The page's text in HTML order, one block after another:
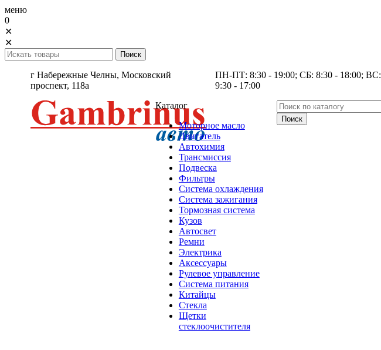
меню
0
✕
✕
г Набережные Челны, Московский
проспект, 118а
ПН-ПТ: 8:30 - 19:00; СБ: 8:30 - 18:00; ВС:
9:30 - 17:00
Каталог
Моторное масло
Двигатель
Автохимия
Трансмиссия
Подвеска
Фильтры
Система охлаждения
Система зажигания
Тормозная система
Кузов
Автосвет
Ремни
Электрика
Аксессуары
Рулевое управление
Система питания
Китайцы
Стекла
Щетки
стеклоочистителя